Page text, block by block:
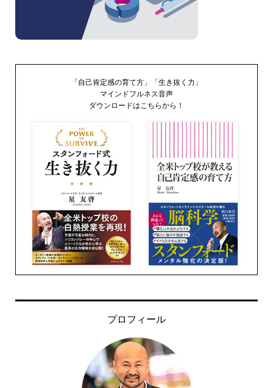
「自己肯定感の育て方」「生き抜く力」
マインドフルネス音声
ダウンロードはこちらから！
プロフィール